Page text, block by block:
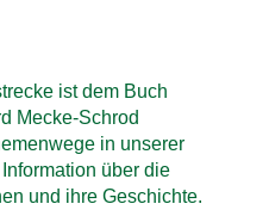
ist dem Buch
Mecke-Schrod
in unserer
über die
und ihre Geschichte.